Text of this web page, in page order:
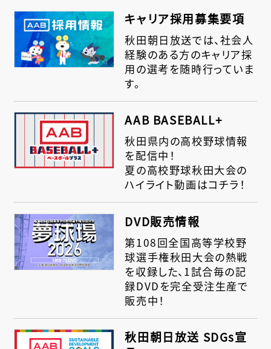
キャリア採用募集要項
秋田朝日放送では、社会人
経験のある方のキャリア採
用の選考を随時行っていま
す。
AAB BASEBALL+
秋田県内の高校野球情報
を配信中！
夏の高校野球秋田大会の
ハイライト動画はコチラ！
DVD販売情報
第108回全国高等学校野
球選手権秋田大会の熱戦
を収録した、1試合毎の記
録DVDを完全受注生産で
販売中！
秋田朝日放送 SDGs宣